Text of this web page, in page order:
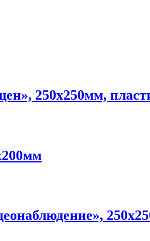
250х250мм,